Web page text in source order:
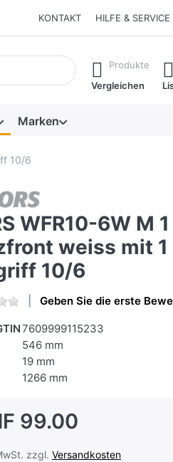
KONTAKT HILFE & SERVICE
erste Ergebnisse.
Produkte
Vergleichen
Marken
10/6
WFR10-6W M
weiss mit
10/6
Geben Sie die erste
7609999115233
546 mm
19 mm
1266 mm
99.00
zzgl. Versandkosten